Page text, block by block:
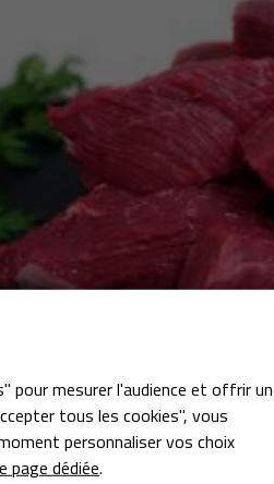
pour mesurer l'audience et offrir
tous les cookies", vous
personnaliser vos choix
page dédiée.